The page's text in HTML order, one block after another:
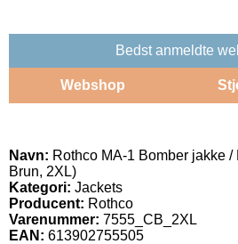
Bedst anmeldte
Webshop
Navn: Rothco MA-1 Bomber jakke
Brun, 2XL)
Kategori: Jackets
Producent: Rothco
Varenummer: 7555_CB_2XL
EAN: 613902755505